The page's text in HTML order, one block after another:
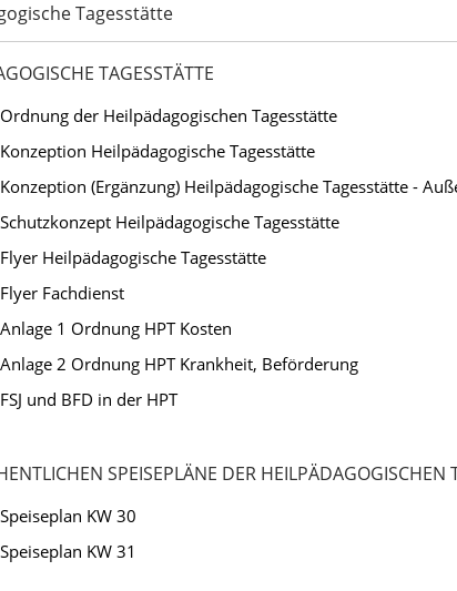
Tagesstätte
TAGESSTÄTTE
Ordnung der Heilpädagogischen Tagesstätte
Konzeption Heilpädagogische Tagesstätte
Konzeption (Ergänzung) Heilpädagogische Tagesstätte -
Schutzkonzept Heilpädagogische Tagesstätte
Flyer Heilpädagogische Tagesstätte
Flyer Fachdienst
Anlage 1 Ordnung HPT Kosten
Anlage 2 Ordnung HPT Krankheit, Beförderung
FSJ und BFD in der HPT
SPEISEPLÄNE DER HEILPÄDAGOGISCHEN
Speiseplan KW 30
Speiseplan KW 31